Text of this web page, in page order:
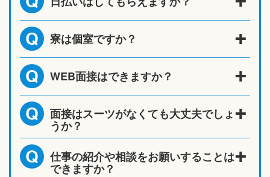
Q 寮は個室ですか？
Q WEB面接はできますか？
Q 面接はスーツがなくても大丈夫でしょ
うか？
Q 仕事の紹介や相談をお願いすることは
できますか？